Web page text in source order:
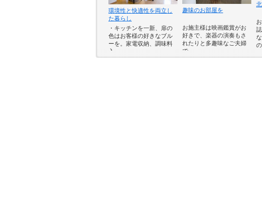
環境性と快適性を両立し
た暮らし
・キッチンを一新、扉の
色はお客様の好きなブル
ーを。家電収納、調味料
入…
趣味のお部屋を
お施主様は映画鑑賞がお
好きで、楽器の演奏もさ
れたりと多趣味なご夫婦
で…